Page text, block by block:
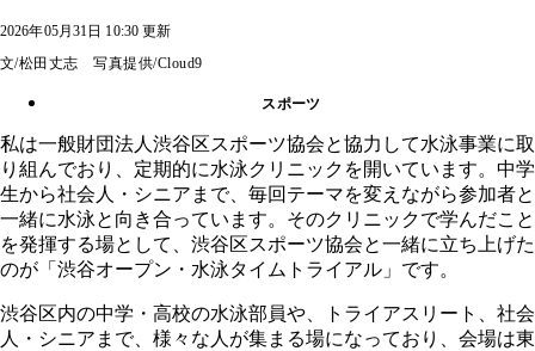
2026年05月31日 10:30 更新
文/松田丈志 写真提供/Cloud9
スポーツ
私は一般財団法人渋谷区スポーツ協会と協力して水泳事業に取
り組んでおり、定期的に水泳クリニックを開いています。中学
生から社会人・シニアまで、毎回テーマを変えながら参加者と
一緒に水泳と向き合っています。そのクリニックで学んだこと
を発揮する場として、渋谷区スポーツ協会と一緒に立ち上げた
のが「渋谷オープン・水泳タイムトライアル」です。
渋谷区内の中学・高校の水泳部員や、トライアスリート、社会
人・シニアまで、様々な人が集まる場になっており、会場は東